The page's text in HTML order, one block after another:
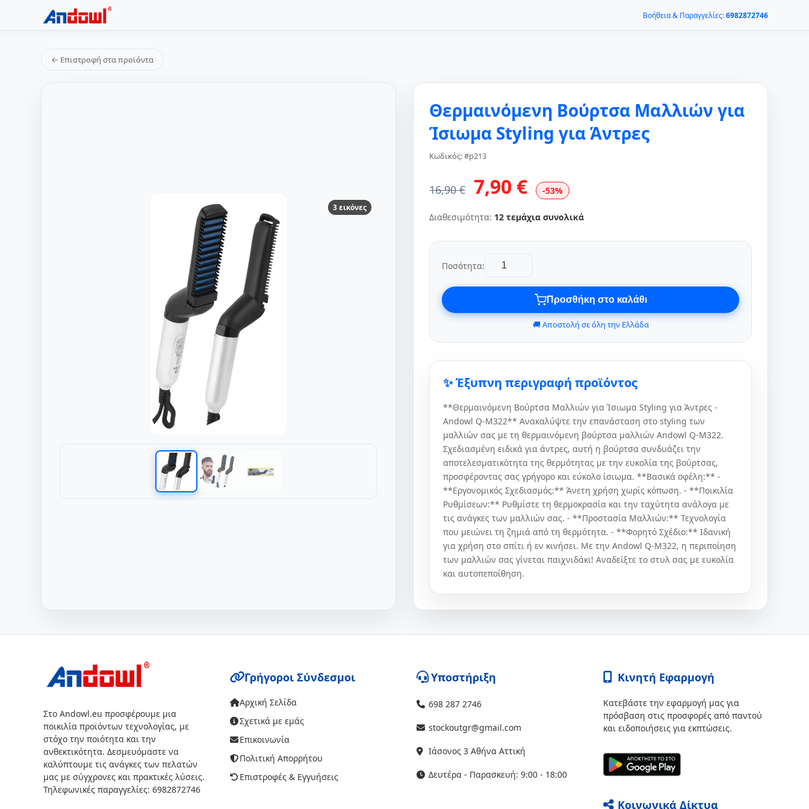
Βοήθεια & Παραγγελίες:6982872746
← Επιστροφή στα προϊόντα
3 εικόνες
Θερμαινόμενη Βούρτσα Μαλλιών για
Ίσιωμα Styling για Άντρες
Κωδικός: #p213
16,90 € 7,90 € -53%
Διαθεσιμότητα: 12 τεμάχια συνολικά
Ποσότητα:
Προσθήκη στο καλάθι
🚚 Αποστολή σε όλη την Ελλάδα
✨ Έξυπνη περιγραφή προϊόντος
**Θερμαινόμενη Βούρτσα Μαλλιών για Ίσιωμα Styling για Άντρες -
Andowl Q-M322** Ανακαλύψτε την επανάσταση στο styling των
μαλλιών σας με τη θερμαινόμενη βούρτσα μαλλιών Andowl Q-M322.
Σχεδιασμένη ειδικά για άντρες, αυτή η βούρτσα συνδυάζει την
αποτελεσματικότητα της θερμότητας με την ευκολία της βούρτσας,
προσφέροντας σας γρήγορο και εύκολο ίσιωμα. **Βασικά οφέλη:** -
**Εργονομικός Σχεδιασμός:** Άνετη χρήση χωρίς κόπωση. - **Ποικιλία
Ρυθμίσεων:** Ρυθμίστε τη θερμοκρασία και την ταχύτητα ανάλογα με
τις ανάγκες των μαλλιών σας. - **Προστασία Μαλλιών:** Τεχνολογία
που μειώνει τη ζημιά από τη θερμότητα. - **Φορητό Σχέδιο:** Ιδανική
για χρήση στο σπίτι ή εν κινήσει. Με την Andowl Q-M322, η περιποίηση
των μαλλιών σας γίνεται παιχνιδάκι! Αναδείξτε το στυλ σας με ευκολία
και αυτοπεποίθηση.
Στο Andowl.eu προσφέρουμε μια
ποικιλία προϊόντων τεχνολογίας, με
στόχο την ποιότητα και την
ανθεκτικότητα. Δεσμευόμαστε να
καλύπτουμε τις ανάγκες των πελατών
μας με σύγχρονες και πρακτικές λύσεις.
Τηλεφωνικές παραγγελίες: 6982872746
Γρήγοροι Σύνδεσμοι
Αρχική Σελίδα
Σχετικά με εμάς
Επικοινωνία
Πολιτική Απορρήτου
Επιστροφές & Εγγυήσεις
Υποστήριξη
698 287 2746
stockoutgr@gmail.com
Ιάσονος 3 Αθήνα Αττική
Δευτέρα - Παρασκευή: 9:00 - 18:00
Κινητή Εφαρμογή
Κατεβάστε την εφαρμογή μας για
πρόσβαση στις προσφορές από παντού
και ειδοποιήσεις για εκπτώσεις.
Κοινωνικά Δίκτυα